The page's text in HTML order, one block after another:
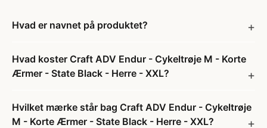
Hvad er navnet på produktet?
Hvad koster Craft ADV Endur - Cykeltrøje M - Korte
Ærmer - State Black - Herre - XXL?
Hvilket mærke står bag Craft ADV Endur - Cykeltrøje
M - Korte Ærmer - State Black - Herre - XXL?